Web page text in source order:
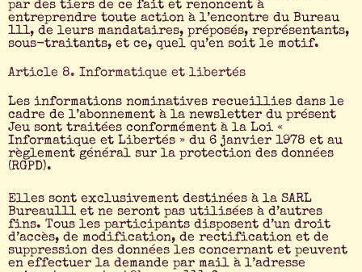
par des tiers de ce fait et renoncent à
entreprendre toute action à l’encontre du Bureau
111, de leurs mandataires, préposés, représentants,
sous-traitants, et ce, quel qu’en soit le motif.
Article 8. Informatique et libertés
Les informations nominatives recueillies dans le
cadre de l’abonnement à la newsletter du présent
Jeu sont traitées conformément à la Loi «
Informatique et Libertés » du 6 janvier 1978 et au
règlement général sur la protection des données
(RGPD).
Elles sont exclusivement destinées à la SARL
Bureau111 et ne seront pas utilisées à d’autres
fins. Tous les participants disposent d’un droit
d’accès, de modification, de rectification et de
suppression des données les concernant et peuvent
en effectuer la demande par mail à l’adresse